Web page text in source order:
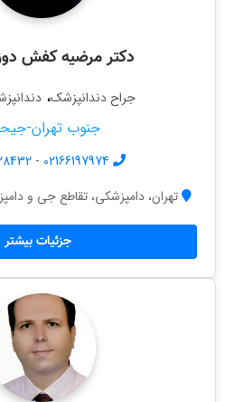
دکتر مرضیه کفش
جراح دندانپزشک،
جنوب تهران-
02166197974
-
تهران، دامپزشکی، تقاطع جی و دامپزشکی
جزئیات بیشتر